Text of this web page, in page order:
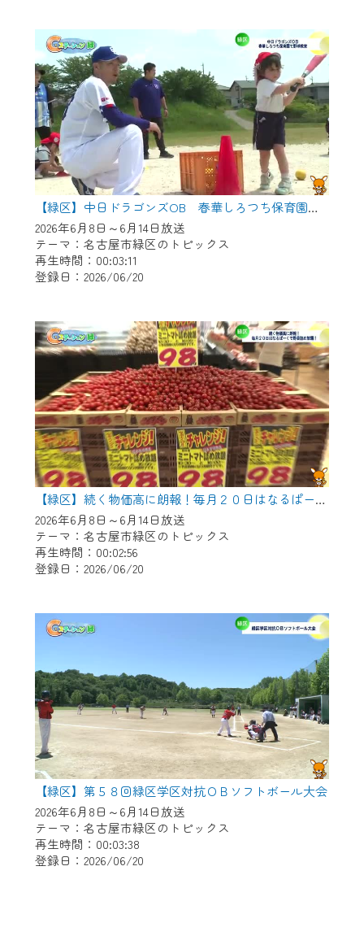
【緑区】中日ドラゴンズOB 春華しろつち保育園で野球教室
2026年6月8日～6月14日放送
テーマ：名古屋市緑区のトピックス
再生時間：00:03:11
登録日：2026/06/20
【緑区】続く物価高に朗報！毎月２０日はなるぱーくで野菜つめ放題！
2026年6月8日～6月14日放送
テーマ：名古屋市緑区のトピックス
再生時間：00:02:56
登録日：2026/06/20
【緑区】第５８回緑区学区対抗ＯＢソフトボール大会
2026年6月8日～6月14日放送
テーマ：名古屋市緑区のトピックス
再生時間：00:03:38
登録日：2026/06/20